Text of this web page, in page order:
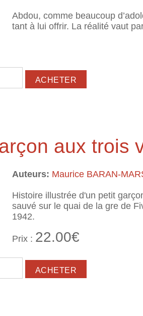
Abdou, comme beaucoup
tant à lui offrir. La réalité vaut
aux trois
Auteurs: Maurice BARAN-
Histoire illustrée d'un petit
sauvé sur le quai de la gre de
1942.
Prix : 22.00€